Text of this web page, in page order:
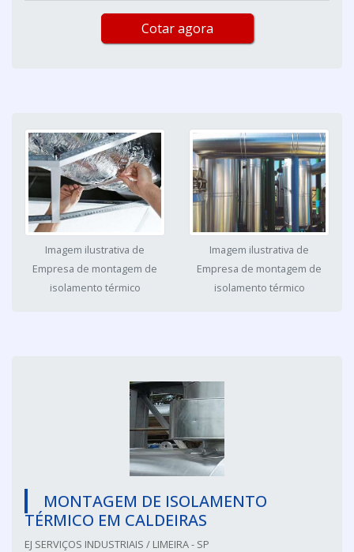
Cotar agora
Imagem ilustrativa de
Empresa de montagem de
isolamento térmico
Imagem ilustrativa de
Empresa de montagem de
isolamento térmico
MONTAGEM DE ISOLAMENTO
TÉRMICO EM CALDEIRAS
EJ SERVIÇOS INDUSTRIAIS / LIMEIRA - SP